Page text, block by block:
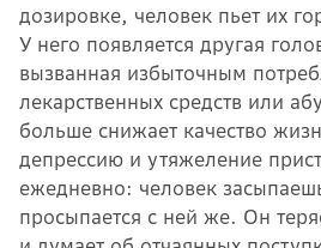
дозировке, человек пьет их
У него появляется другая
вызванная избыточным
лекарственных средств или
больше снижает качество
депрессию и утяжеление
ежедневно: человек
просыпается с ней же. Он